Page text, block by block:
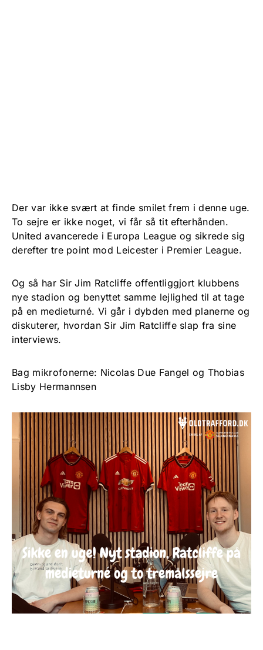
Der var ikke svært at finde smilet frem i denne uge.
To sejre er ikke noget, vi får så tit efterhånden.
United avancerede i Europa League og sikrede sig
derefter tre point mod Leicester i Premier League.
Og så har Sir Jim Ratcliffe offentliggjort klubbens
nye stadion og benyttet samme lejlighed til at tage
på en medieturné. Vi går i dybden med planerne og
diskuterer, hvordan Sir Jim Ratcliffe slap fra sine
interviews.
Bag mikrofonerne: Nicolas Due Fangel og Thobias
Lisby Hermannsen